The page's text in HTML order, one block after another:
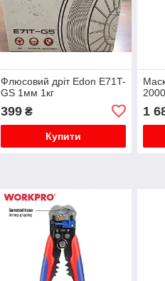
Флюсовий дріт Edon E71T-
GS 1мм 1кг
399₴
Купити
1